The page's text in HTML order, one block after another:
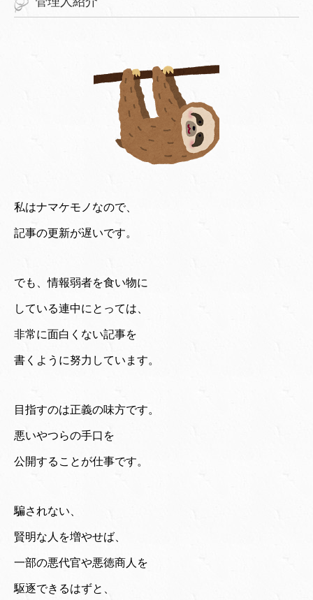
私はナマケモノなので、
記事の更新が遅いです。
でも、情報弱者を食い物に
している連中にとっては、
非常に面白くない記事を
書くように努力しています。
目指すのは正義の味方です。
悪いやつらの手口を
公開することが仕事です。
騙されない、
賢明な人を増やせば、
一部の悪代官や悪徳商人を
駆逐できるはずと、